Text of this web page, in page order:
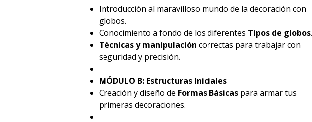
Introducción al maravilloso mundo de la decoración con
globos.
Conocimiento a fondo de los diferentes Tipos de globos.
Técnicas y manipulación correctas para trabajar con
seguridad y precisión.
MÓDULO B: Estructuras Iniciales
Creación y diseño de Formas Básicas para armar tus
primeras decoraciones.